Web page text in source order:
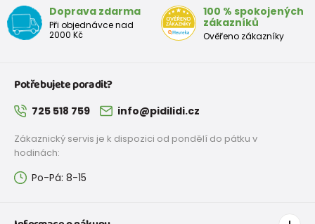
Doprava zdarma
Při objednávce nad
2000 Kč
100 % spokojených
zákazníků
Ověřeno zákazníky
Potřebujete poradit?
725 518 759 info@pidilidi.cz
Zákaznický servis je k dispozici od pondělí do pátku v
hodinách:
Po-Pá: 8-15